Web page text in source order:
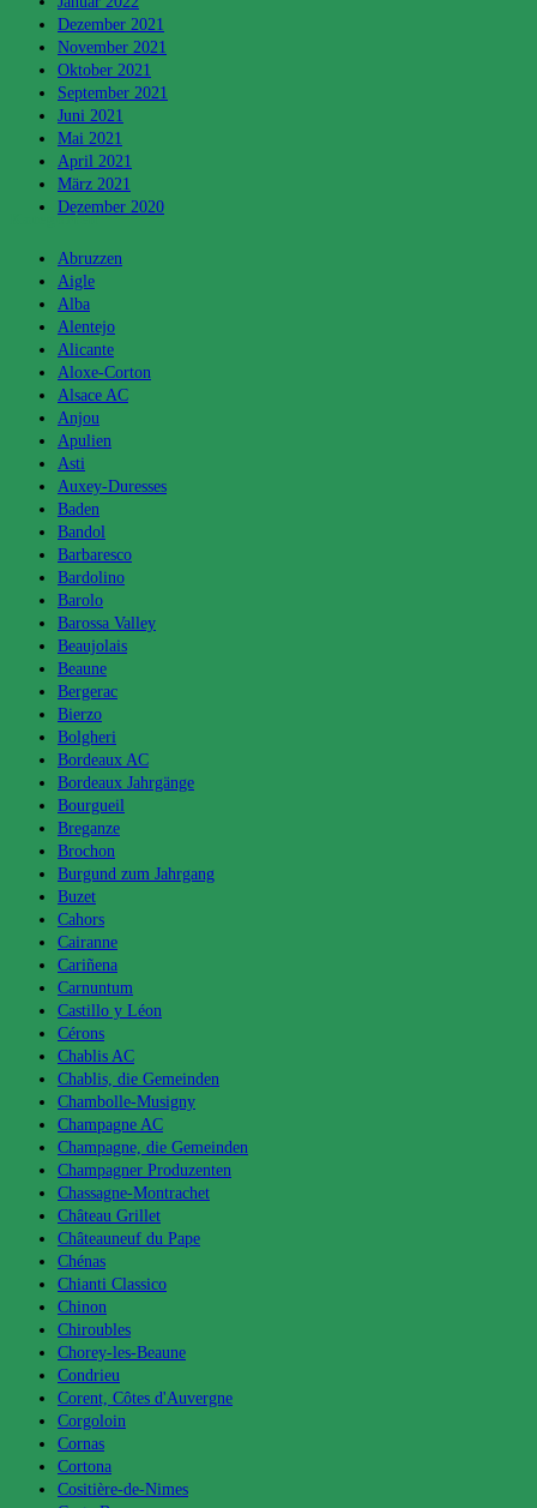
Dezember 2021
November 2021
Oktober 2021
September 2021
Juni 2021
Mai 2021
April 2021
März 2021
Dezember 2020
Kategorien
Abruzzen
Aigle
Alba
Alentejo
Alicante
Aloxe-Corton
Alsace AC
Anjou
Apulien
Asti
Auxey-Duresses
Baden
Bandol
Barbaresco
Bardolino
Barolo
Barossa Valley
Beaujolais
Beaune
Bergerac
Bierzo
Bolgheri
Bordeaux AC
Bordeaux Jahrgänge
Bourgueil
Breganze
Brochon
Burgund zum Jahrgang
Buzet
Cahors
Cairanne
Cariñena
Carnuntum
Castillo y Léon
Cérons
Chablis AC
Chablis, die Gemeinden
Chambolle-Musigny
Champagne AC
Champagne, die Gemeinden
Champagner Produzenten
Chassagne-Montrachet
Château Grillet
Châteauneuf du Pape
Chénas
Chianti Classico
Chinon
Chiroubles
Chorey-les-Beaune
Condrieu
Corent, Côtes d'Auvergne
Corgoloin
Cornas
Cortona
Cositière-de-Nimes